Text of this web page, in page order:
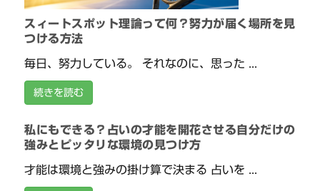
スィートスポット理論って何？努力が届く場所を見
つける方法
毎日、努力している。 それなのに、思った ...
続きを読む
私にもできる？占いの才能を開花させる自分だけの
強みとピッタリな環境の見つけ方
才能は環境と強みの掛け算で決まる 占いを ...